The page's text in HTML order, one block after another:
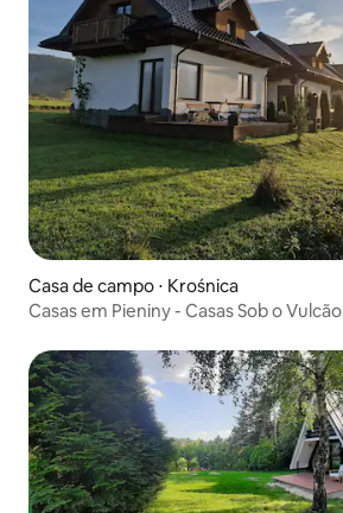
Casa de campo ⋅ Krośnica
Casas em Pieniny - Casas Sob o Vulcão